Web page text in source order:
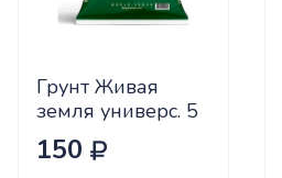
Грунт Живая
земля универс. 5
л. (5 шт.)
150